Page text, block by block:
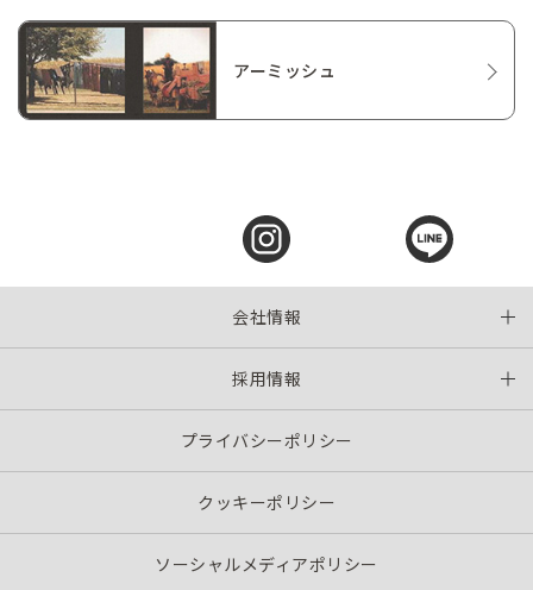
アーミッシュ
会社情報
採用情報
プライバシーポリシー
クッキーポリシー
ソーシャルメディアポリシー